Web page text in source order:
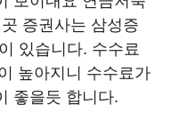
증권사는 삼성증
있습니다. 수수료
높아지니 수수료가
좋을듯 합니다.